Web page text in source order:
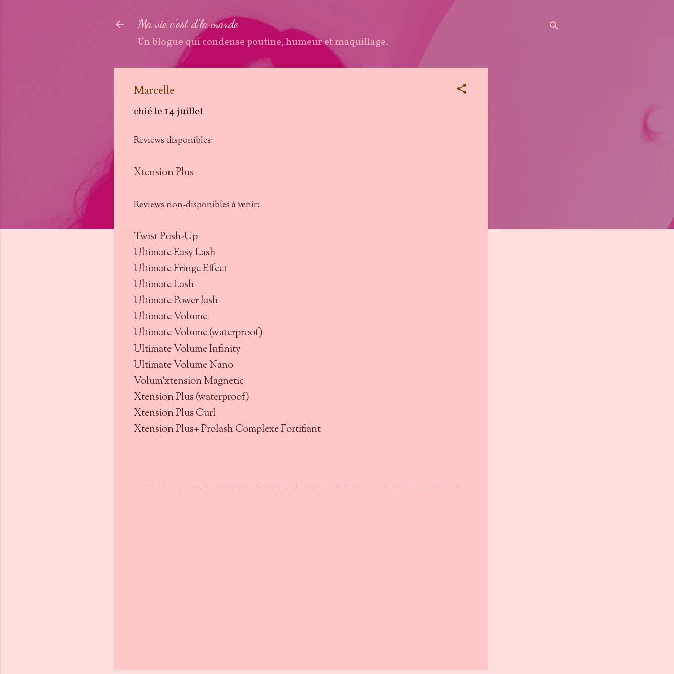
Ma vie c'est d'la marde
Un blogue qui condense poutine, humeur et maquillage.
Marcelle
chié le 14 juillet
Reviews disponibles:
Xtension Plus
Reviews non-disponibles à venir:
Twist Push-Up
Ultimate Easy Lash
Ultimate Fringe Effect
Ultimate Lash
Ultimate Power lash
Ultimate Volume
Ultimate Volume (waterproof)
Ultimate Volume Infinity
Ultimate Volume Nano
Volum'xtension Magnetic
Xtension Plus (waterproof)
Xtension Plus Curl
Xtension Plus+ Prolash Complexe Fortifiant